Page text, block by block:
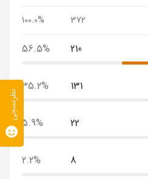
372
100.0%
210
56.5%
131
35.2%
22
5.9%
8
2.2%
نظرسنجی